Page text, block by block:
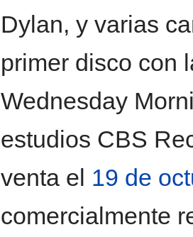
Dylan, y varias
primer disco con
Wednesday
estudios CBS
venta el 19 de
comercialmente